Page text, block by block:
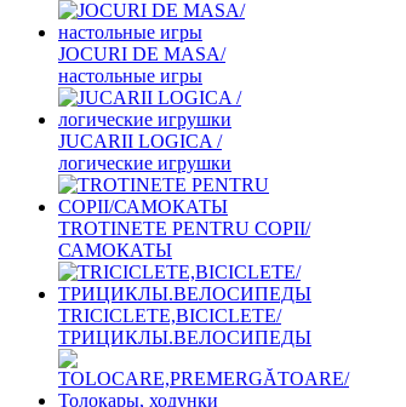
JOCURI DE MASA/
настольные игры
JUCARII LOGICA /
логические игрушки
TROTINETE PENTRU COPII/
САМОКАТЫ
TRICICLETE,BICICLETE/
ТРИЦИКЛЫ.ВЕЛОСИПЕДЫ